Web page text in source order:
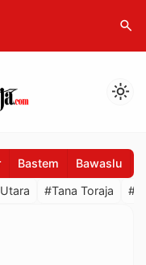
search
light_mode
Bastem Bawaslu
#Tana Toraja